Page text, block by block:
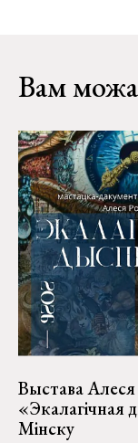
Вам можа
Выстава Алеся
«Экалагічная
Мінску